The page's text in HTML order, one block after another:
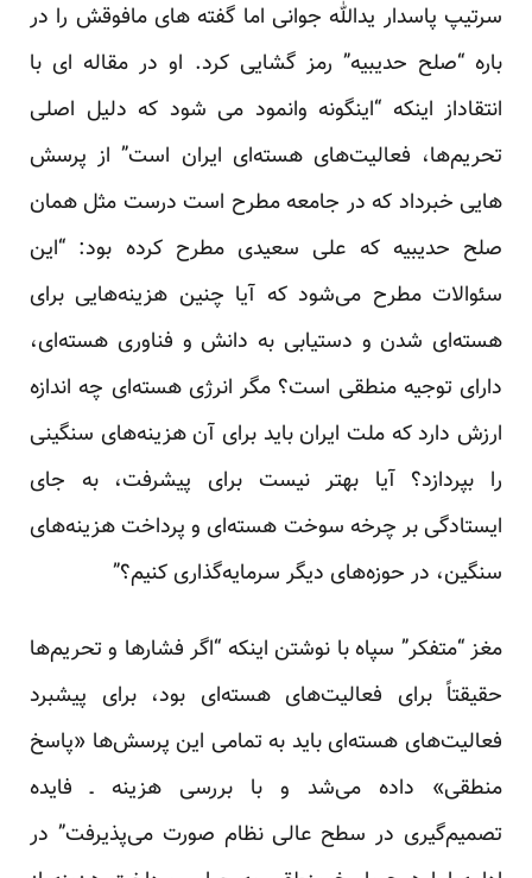
سرتیپ پاسدار یدالله جوانی اما گفته های مافوقش را در
باره “صلح حدیبیه” رمز گشایی کرد. او در مقاله ای با
انتقاداز اینکه “اینگونه وانمود می شود که دلیل اصلی
تحریم‌ها، فعالیت‌های هسته‌ای ایران است” از پرسش
هایی خبرداد که در جامعه مطرح است درست مثل همان
صلح حدیبیه که علی سعیدی مطرح کرده بود: “این
سئوالات مطرح می‌شود که آیا چنین هزینه‌هایی برای
هسته‌ای شدن و دستیابی به دانش و فناوری هسته‌ای،
دارای توجیه منطقی است؟ مگر انرژی هسته‌ای چه اندازه
ارزش دارد که ملت ایران باید برای آن هزینه‌های سنگینی
را بپردازد؟ آیا بهتر نیست برای پیشرفت، به جای
ایستادگی بر چرخه سوخت هسته‌ای و پرداخت هزینه‌های
سنگین، در حوزه‌های دیگر سرمایه‌گذاری کنیم؟”
مغز “متفکر” سپاه با نوشتن اینکه “اگر فشارها و تحریم‌ها
حقیقتاً برای فعالیت‌های هسته‌ای بود، برای پیشبرد
فعالیت‌های هسته‌ای باید به تمامی این پرسش‌ها «پاسخ
منطقی» داده می‌شد و با بررسی هزینه ـ فایده
تصمیم‌گیری در سطح عالی نظام صورت می‌پذیرفت” در